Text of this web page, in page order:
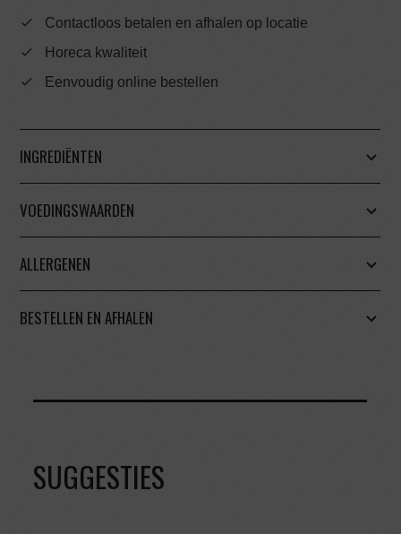
Contactloos betalen en afhalen op locatie
Horeca kwaliteit
Eenvoudig online bestellen
INGREDIËNTEN
VOEDINGSWAARDEN
ALLERGENEN
BESTELLEN EN AFHALEN
SUGGESTIES